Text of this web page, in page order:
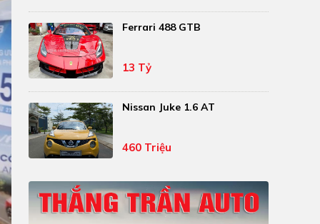
Ferrari 488 GTB
13 Tỷ
Nissan Juke 1.6 AT
460 Triệu